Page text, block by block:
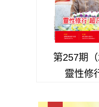
第257期（
靈性修